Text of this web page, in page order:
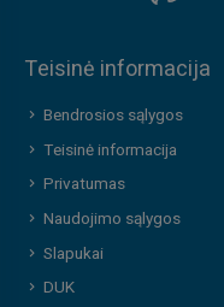
Teisinė informacija
Bendrosios sąlygos
Teisinė informacija
Privatumas
Naudojimo sąlygos
Slapukai
DUK